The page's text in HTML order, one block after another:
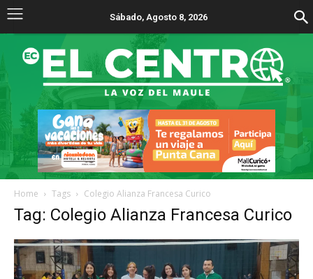
Sábado, Agosto 8, 2026
Home Tags Colegio Alianza Francesa Curico
Tag: Colegio Alianza Francesa Curico